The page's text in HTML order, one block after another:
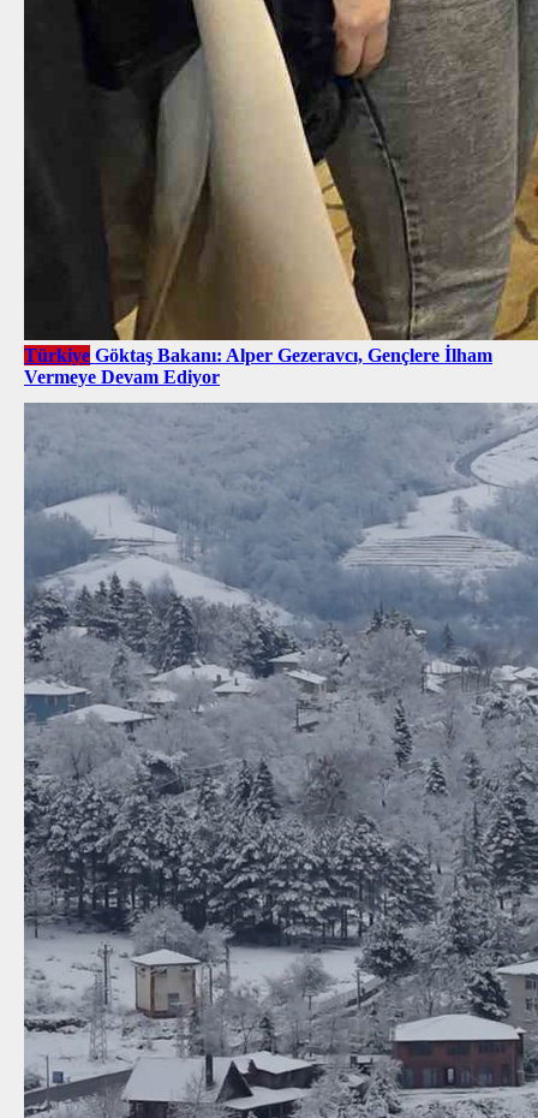
Türkiye Göktaş Bakanı: Alper Gezeravcı, Gençlere İlham
Vermeye Devam Ediyor